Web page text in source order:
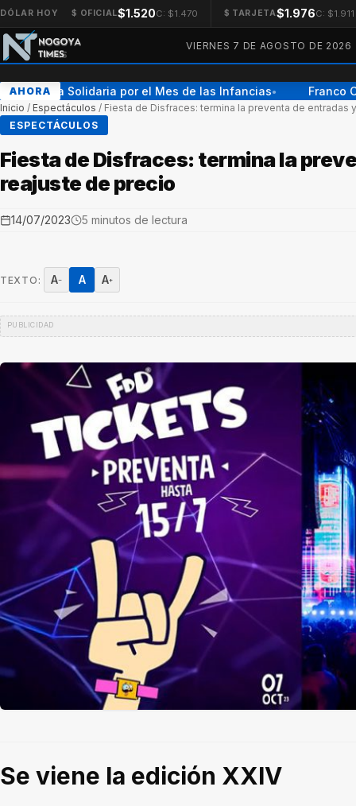
DÓLAR HOY $ OFICIAL$1.520C: $1.470 $ TARJETA$1.976C: $1.911
VIERNES 7 DE AGOSTO DE 2026
AHORA
Jornada Solidaria por el Mes de las Infancias● Franco
Inicio / Espectáculos / Fiesta de Disfraces: termina la preventa de entradas
ESPECTÁCULOS
Fiesta de Disfraces: termina la
reajuste de precio
14/07/2023 5 minutos de lectura
TEXTO: A− A A+
Se viene la edición XXIV